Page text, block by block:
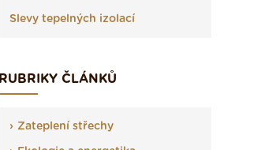
Slevy tepelných izolací
RUBRIKY ČLÁNKŮ
Zateplení střechy